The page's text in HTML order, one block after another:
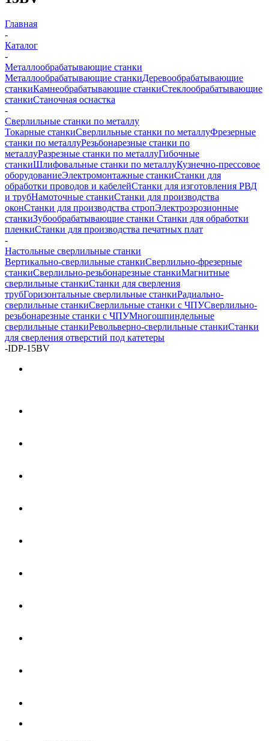
Главная
-
Каталог
-
Металлообрабатывающие станки
Металлообрабатывающие станкиДеревообрабатывающие
станкиКамнеобрабатывающие станкиСтеклообрабатывающие
станкиСтаночная оснастка
-
Сверлильные станки по металлу
Токарные станкиСверлильные станки по металлуФрезерные
станки по металлуРезьбонарезные станки по
металлуРазрезные станки по металлуГибочные
станкиШлифовальные станки по металлуКузнечно-прессовое
оборудованиеЭлектромонтажные станкиСтанки для
обработки проводов и кабелейСтанки для изготовления РВД
и трубНамоточные станкиСтанки для производства
оконСтанки для производства стропЭлектроэрозионные
станкиЗубообрабатывающие станки Станки для обработки
пленкиСтанки для производства печатных плат
-
Настольные сверлильные станки
Вертикально-сверлильные станкиСверлильно-фрезерные
станкиСверлильно-резьбонарезные станкиМагнитные
сверлильные станкиСтанки для сверления
трубГоризонтальные сверлильные станкиРадиально-
сверлильные станкиСверлильные станки с ЧПУСверлильно-
резьбонарезные станки с ЧПУМногошпиндельные
сверлильные станкиРевольверно-сверлильные станкиСтанки
для сверления отверстий под катетеры
-IDP-15BV